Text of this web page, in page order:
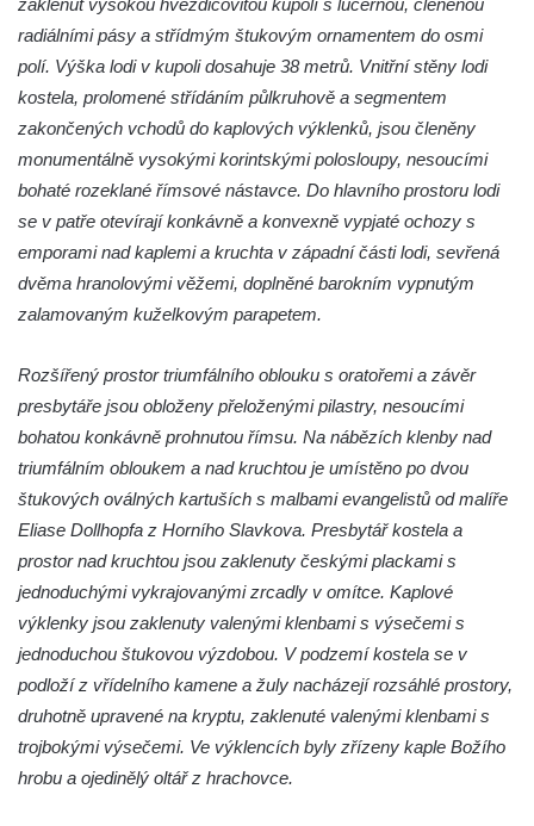
nad Labem)
Kaple svaté Anny v Brné
Kaple svatého Jana Nepomuckého před
zámkem v Protivíně
Kaple Panny Marie v Mírové ulici v Protivíně
Kaple svatého Rocha v Ohradě u Hluboké
nad Vltavou
Kostel svaté Kateřiny Alexandrijské ve
Stráži nad Nisou
Kostel svatého Martina v Tursku
Kaple svatých Jana a Pavla v Knínicích
Kaple Panny Marie u bývalého zámku
Ledebour
Kaple svatého Michaela v Kozinci
Kostel Narození Panny Marie v Holubici
Kaple svatého Gotharda jihozápadně od
Hrobová kaple rodiny Nových na hřbitově v
Kralupech nad Vltavou
Hrobová kaple rodiny Hrubých II. na
hřbitově v Kralupech nad Vltavou
Hrobová kaple rodiny Hrubých I. na
radiálními pásy a střídmým štukovým ornamentem do osmi
polí. Výška lodi v kupoli dosahuje 38 metrů. Vnitřní stěny lodi
kostela, prolomené střídáním půlkruhově a segmentem
zakončených vchodů do kaplových výklenků, jsou členěny
monumentálně vysokými korintskými polosloupy, nesoucími
bohaté rozeklané římsové nástavce. Do hlavního prostoru lodi
se v patře otevírají konkávně a konvexně vypjaté ochozy s
emporami nad kaplemi a kruchta v západní části lodi, sevřená
dvěma hranolovými věžemi, doplněné barokním vypnutým
zalamovaným kuželkovým parapetem.
Rozšířený prostor triumfálního oblouku s oratořemi a závěr
presbytáře jsou obloženy přeloženými pilastry, nesoucími
bohatou konkávně prohnutou římsu. Na nábězích klenby nad
triumfálním obloukem a nad kruchtou je umístěno po dvou
štukových oválných kartuších s malbami evangelistů od malíře
Eliase Dollhopfa z Horního Slavkova. Presbytář kostela a
prostor nad kruchtou jsou zaklenuty českými plackami s
jednoduchými vykrajovanými zrcadly v omítce. Kaplové
výklenky jsou zaklenuty valenými klenbami s výsečemi s
jednoduchou štukovou výzdobou. V podzemí kostela se v
podloží z vřídelního kamene a žuly nacházejí rozsáhlé prostory,
druhotně upravené na kryptu, zaklenuté valenými klenbami s
trojbokými výsečemi. Ve výklencích byly zřízeny kaple Božího
hrobu a ojedinělý oltář z hrachovce.